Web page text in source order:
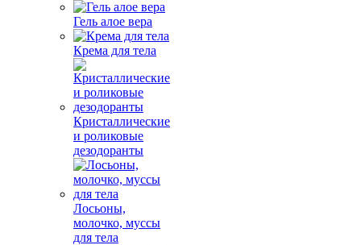
Гель алое вера
Крема для тела
Кристаллические
и роликовые
дезодоранты
Лосьоны,
молочко, муссы
для тела